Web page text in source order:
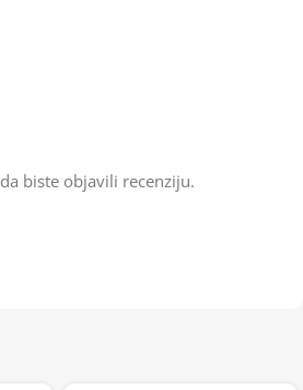
da biste objavili recenziju.